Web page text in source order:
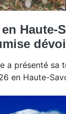
Haute-
a présenté sa
en Haute-